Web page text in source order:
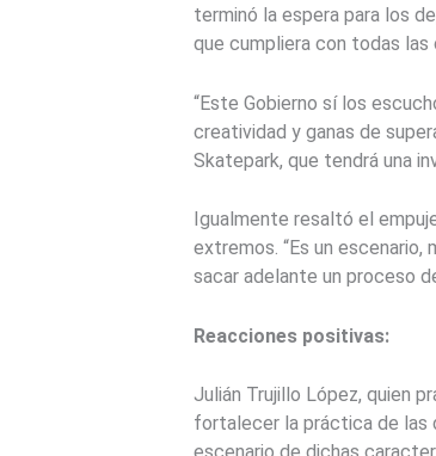
terminó la espera para los
que cumpliera con todas
“Este Gobierno sí los
creatividad y ganas de
Skatepark, que tendrá una
Igualmente resaltó el
extremos. “Es un
sacar adelante un proceso
Reacciones positivas:
Julián Trujillo López, quien
fortalecer la práctica de las